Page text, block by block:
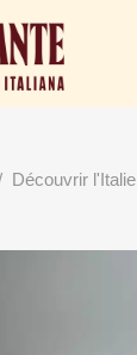
Découvrir l'Italie